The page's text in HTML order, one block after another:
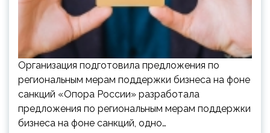
Организация подготовила предложения по
региональным мерам поддержки бизнеса на фоне
санкций «Опора России» разработала
предложения по региональным мерам поддержки
бизнеса на фоне санкций, одно…